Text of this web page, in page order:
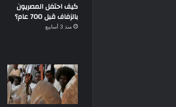
كيف احتفل المصريون
بالزفاف قبل 700 عام؟
منذ 3 أسابيع